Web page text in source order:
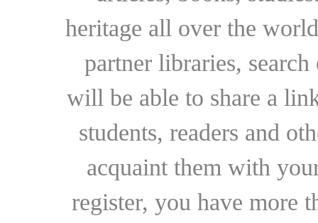
heritage all over the
partner libraries,
will be able to share a
students, readers and
acquaint them with
register, you have more